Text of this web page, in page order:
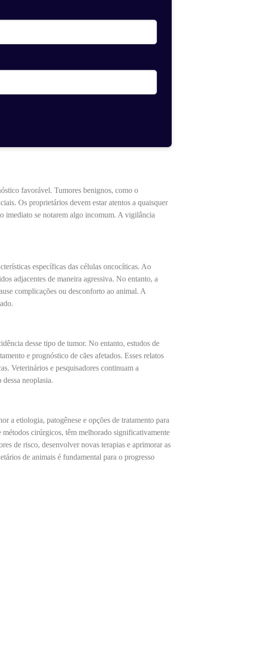
favorável. Tumores benignos, como o
Os proprietários devem estar atentos a quaisquer
imediato se notarem algo incomum. A vigilância
específicas das células oncocíticas. Ao
adjacentes de maneira agressiva. No entanto, a
complicações ou desconforto ao animal. A
desse tipo de tumor. No entanto, estudos de
e prognóstico de cães afetados. Esses relatos
Veterinários e pesquisadores continuam a
neoplasia.
a etiologia, patogênese e opções de tratamento para
cirúrgicos, têm melhorado significativamente
de risco, desenvolver novas terapias e aprimorar as
de animais é fundamental para o progresso